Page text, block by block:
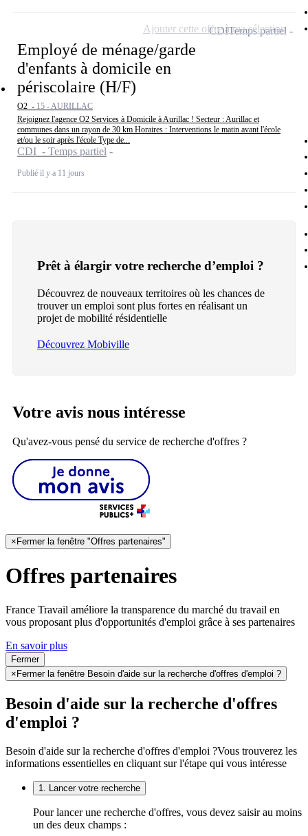
Employé de ménage/garde
d'enfants à domicile en
périscolaire (H/F)
O2 - 15 - AURILLAC
Rejoignez l'agence O2 Services à Domicile à Aurillac ! Secteur : Aurillac et
communes dans un rayon de 30 km Horaires : Interventions le matin avant l'école
et/ou le soir après l'école Type de...
CDI - Temps partiel
Publié il y a 11 jours
CDITemps partiel
Ajouter cette offre à ma sélection
Prêt à élargir votre recherche d’emploi ?
Découvrez de nouveaux territoires où les chances de
trouver un emploi sont plus fortes en réalisant un
projet de mobilité résidentielle
Découvrez Mobiville
Votre avis nous intéresse
Qu'avez-vous pensé du service de recherche d'offres ?
× Fermer la fenêtre "Offres partenaires"
Offres partenaires
France Travail améliore la transparence du marché du travail en
vous proposant plus d'opportunités d'emploi grâce à ses partenaires
En savoir plus
Fermer
×Fermer la fenêtre Besoin d'aide sur la recherche d'offres d'emploi ?
Besoin d'aide sur la recherche d'offres
d'emploi ?
Besoin d'aide sur la recherche d'offres d'emploi ?Vous trouverez les
informations essentielles en cliquant sur l'étape qui vous intéresse
1. Lancer votre recherche
Pour lancer une recherche d'offres, vous devez saisir au moins
un des deux champs :